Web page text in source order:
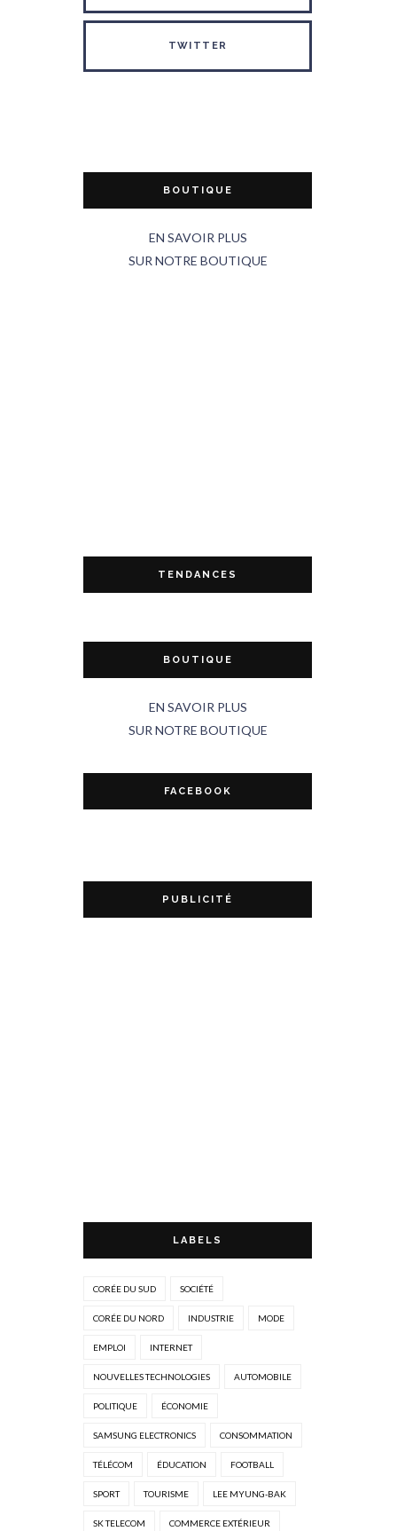
TWITTER
BOUTIQUE
EN SAVOIR PLUS
SUR NOTRE BOUTIQUE
TENDANCES
BOUTIQUE
EN SAVOIR PLUS
SUR NOTRE BOUTIQUE
FACEBOOK
PUBLICITÉ
LABELS
CORÉE DU SUD SOCIÉTÉ
CORÉE DU NORD INDUSTRIE MODE
EMPLOI INTERNET
NOUVELLES TECHNOLOGIES AUTOMOBILE
POLITIQUE ÉCONOMIE
SAMSUNG ELECTRONICS CONSOMMATION
TÉLÉCOM ÉDUCATION FOOTBALL
SPORT TOURISME LEE MYUNG-BAK
SK TELECOM COMMERCE EXTÉRIEUR